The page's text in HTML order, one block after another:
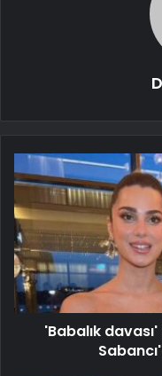
'Babalık